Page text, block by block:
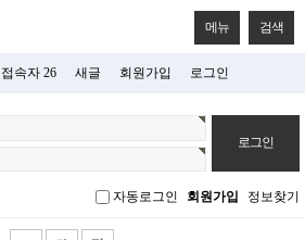
메뉴 검색
접속자 26 새글 회원가입 로그인
자동로그인 회원가입 정보찾기